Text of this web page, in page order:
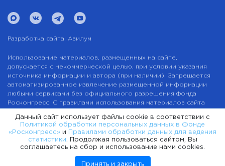
Разработка сайта: Авилум
Использование материалов, размещенных на сайте,
допускается с некоммерческой целью, при условии указания
источника информации и автора (при наличии). Запрещается
автоматизированное извлечение размещенной информации
любыми сервисами без официального разрешения Фонда
Росконгресс. С правилами использования материалов сайта
Пользовательское соглашение
Политика обработки персональных данных в Фонде
«Росконгресс»
Данный сайт использует файлы cookie в соответствии с
Политикой обработки персональных данных в Фонде
«Росконгресс» и
Правилами обработки данных для ведения
статистики . Продолжая пользоваться сайтом, Вы
соглашаетесь на сбор и использование нами cookies.
Принять и закрыть